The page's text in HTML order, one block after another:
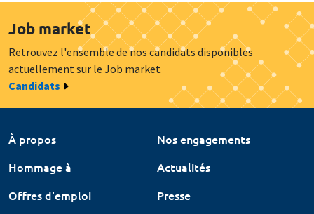
Job market
Retrouvez l'ensemble de nos candidats disponibles
actuellement sur le Job market
Candidats
À propos
Nos engagements
Hommage à
Actualités
Offres d'emploi
Presse